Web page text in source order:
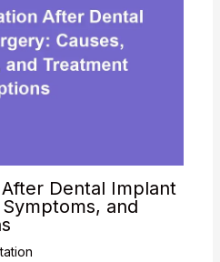
Dental Implant
and